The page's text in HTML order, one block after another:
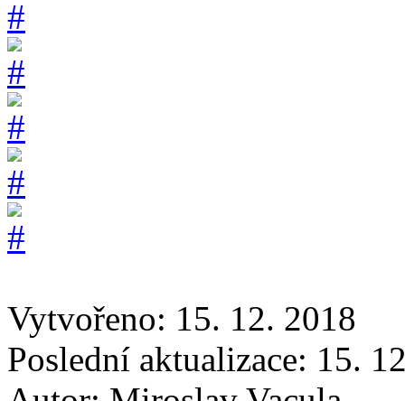
Vytvořeno: 15. 12. 2018
Poslední aktualizace: 15.